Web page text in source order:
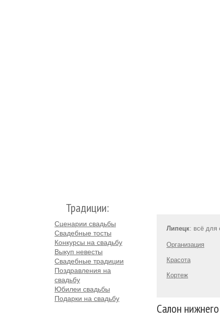
Традиции:
Сценарии свадьбы
Свадебные тосты
Конкурсы на свадьбу
Выкуп невесты
Свадебные традиции
Поздравления на
свадьбу
Юбилеи свадьбы
Подарки на свадьбу
Липецк: всё для
Организация
Красота
Кортеж
Салон